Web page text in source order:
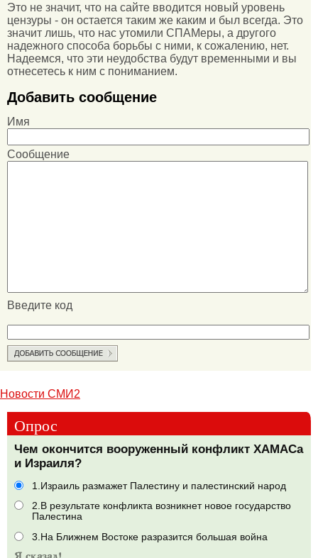
Это не значит, что на сайте вводится новый уровень
цензуры - он остается таким же каким и был всегда. Это
значит лишь, что нас утомили СПАМеры, а другого
надежного способа борьбы с ними, к сожалению, нет.
Надеемся, что эти неудобства будут временными и вы
отнесетесь к ним с пониманием.
Добавить сообщение
Имя
Сообщение
Введите код
Новости СМИ2
Опрос
Чем окончится вооруженный конфликт ХАМАСа
и Израиля?
1.Израиль размажет Палестину и палестинский народ
2.В результате конфликта возникнет новое государство
Палестина
3.На Ближнем Востоке разразится большая война